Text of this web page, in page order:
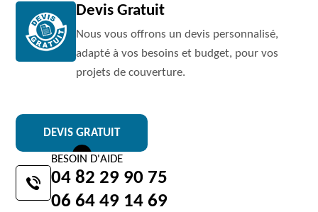
Devis Gratuit
Nous vous offrons un devis personnalisé,
adapté à vos besoins et budget, pour vos
projets de couverture.
DEVIS GRATUIT
BESOIN D'AIDE
04 82 29 90 75
06 64 49 14 69